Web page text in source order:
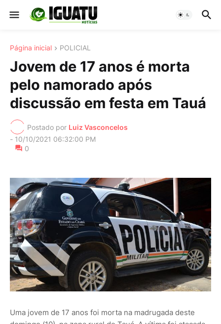
Página inicial POLICIAL
Jovem de 17 anos é morta
pelo namorado após
discussão em festa em Tauá
Postado por Luiz Vasconcelos
- 10/10/2021 06:32:00 PM
0
Uma jovem de 17 anos foi morta na madrugada deste